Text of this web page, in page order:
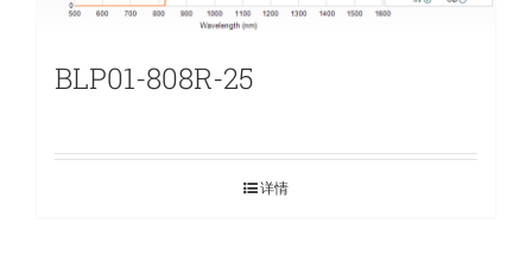
BLP01-808R-25
详情